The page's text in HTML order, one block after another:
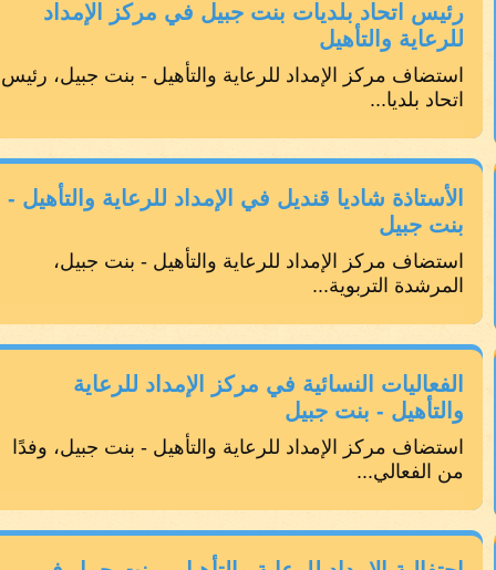
رئيس اتحاد بلديات بنت جبيل في مركز الإمداد
للرعاية والتأهيل
استضاف مركز الإمداد للرعاية والتأهيل - بنت جبيل، رئيس
اتحاد بلديا...
الأستاذة شاديا قنديل في الإمداد للرعاية والتأهيل -
بنت جبيل
استضاف مركز الإمداد للرعاية والتأهيل - بنت جبيل،
المرشدة التربوية...
الفعاليات النسائية في مركز الإمداد للرعاية
والتأهيل - بنت جبيل
استضاف مركز الإمداد للرعاية والتأهيل - بنت جبيل، وفدًا
من الفعالي...